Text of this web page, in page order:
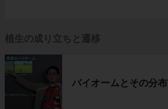
植生の成り立ちと遷移
バイオームとその分布